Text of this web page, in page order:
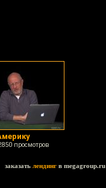
просмотров
заказать лендинг в megagroup.ru